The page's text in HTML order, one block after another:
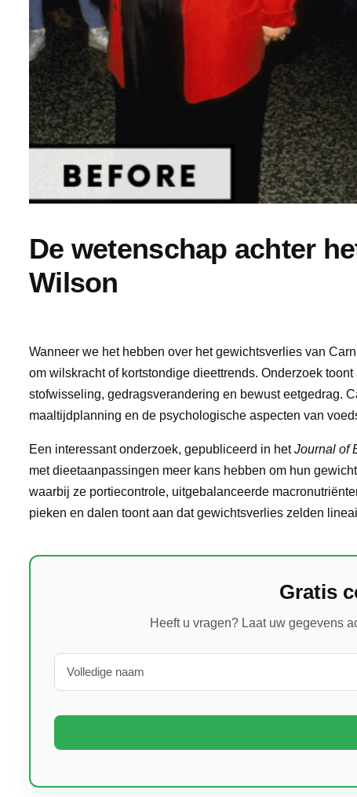
De wetenschap achter
Wilson
Wanneer we het hebben over het gewichtsverlies van
om wilskracht of kortstondige dieettrends. Onderzoek
stofwisseling, gedragsverandering en bewust eetgedrag.
maaltijdplanning en de psychologische aspecten van
Een interessant onderzoek, gepubliceerd in hetJournal of
met dieetaanpassingen meer kans hebben om hun
waarbij ze portiecontrole, uitgebalanceerde
pieken en dalen toont aan dat gewichtsverlies zelden
Gratis
Heeft u vragen? Laat uw gegevens